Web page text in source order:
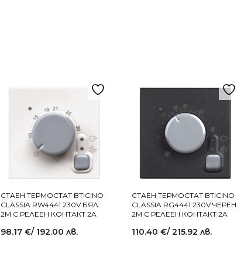
СТАЕН ТЕРМОСТАТ BTICINO
CLASSIA RW4441 230V БЯЛ
2M С РЕЛЕЕН КОНТАКТ 2A
98.17 €/ 192.00 лв.
СТАЕН ТЕРМОСТАТ BTICINO
CLASSIA RG4441 230V ЧЕРЕН
2M С РЕЛЕЕН КОНТАКТ 2A
110.40 €/ 215.92 лв.